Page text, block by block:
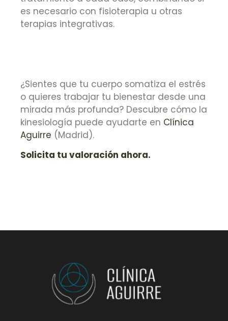
es necesario con fisioterapia u otras
terapias integrativas.
¿Sientes que tu cuerpo somatiza el estrés
o quieres trabajar tu bienestar desde una
mirada más profunda? Descubre cómo la
kinesiología puede ayudarte en Clínica
Aguirre (Madrid).
Solicita tu valoración ahora.